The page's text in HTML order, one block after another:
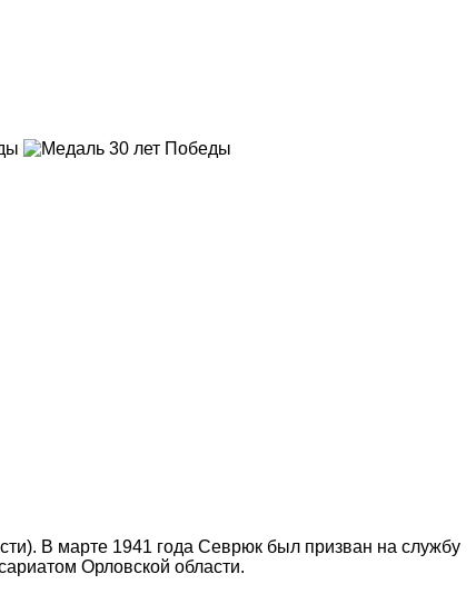
В марте 1941 года Севрюк был призван на службу
Орловской области.